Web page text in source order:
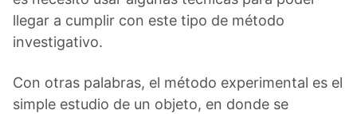
llegar a cumplir con este tipo de método
investigativo.
Con otras palabras, el método experimental es el
simple estudio de un objeto, en donde se